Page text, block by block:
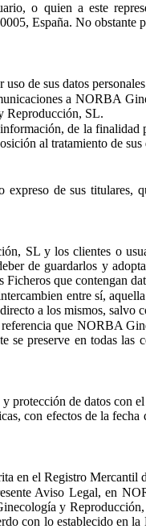
o quien a este
España. No
de sus datos
a NORBA
Reproducción, SL.
de la
al tratamiento de sus
de sus titulares,
SL y los clientes o
de guardarlos y
que contengan
entre sí,
a los mismos, salvo
que NORBA
preserve en todas las
de datos con
con efectos de la
en el Registro Mercantil
Aviso Legal, en
y
con lo establecido en